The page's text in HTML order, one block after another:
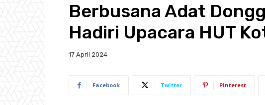
Berbusana Adat
Hadiri Upacara HUT
17 April 2024
Facebook Twitter Pinterest